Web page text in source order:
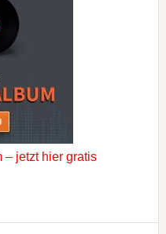
– jetzt hier gratis